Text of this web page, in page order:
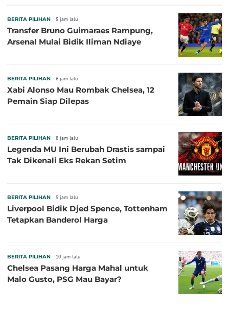
BERITA PILIHAN 5 jam lalu
Transfer Bruno Guimaraes Rampung,
Arsenal Mulai Bidik Iliman Ndiaye
BERITA PILIHAN 6 jam lalu
Xabi Alonso Mau Rombak Chelsea, 12
Pemain Siap Dilepas
BERITA PILIHAN 8 jam lalu
Legenda MU Ini Berubah Drastis sampai
Tak Dikenali Eks Rekan Setim
BERITA PILIHAN 9 jam lalu
Liverpool Bidik Djed Spence, Tottenham
Tetapkan Banderol Harga
BERITA PILIHAN 10 jam lalu
Chelsea Pasang Harga Mahal untuk
Malo Gusto, PSG Mau Bayar?